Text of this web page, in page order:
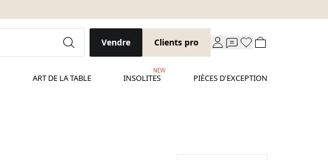
Vendre Clients pro
ART DE LA TABLE INSOLITES
NEW
PIÈCES D'EXCEPTION